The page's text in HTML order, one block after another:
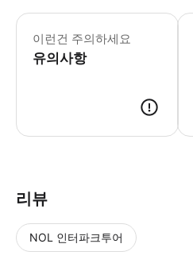
이런건 주의하세요
유의사항
리뷰
NOL 인터파크투어